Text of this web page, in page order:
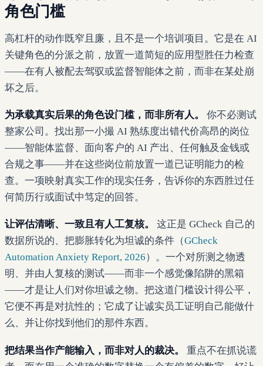
角色门槛
高杠杆的动作既窄且廉，且不是一个培训项目。它是在 AI
关键角色的分派之前，放置一道简短的应用型胜任力检查
——在有人被配去驾驭或监督智能体之前，而非在某处崩
坏之后。
为承载真实后果的角色设门槛，而非所有人。
你不必测试
整家公司。找出那一小撮 AI 熟练度出错代价高昂的岗位
——智能体监督、面向客户的 AI 产出、任何触及金钱或
合规之事——并在这些岗位前放置一道已证明能力的检
查。一项映射真实工作的现实任务，告诉你的东西胜过任
何简历行或面试中笃定的回答。
让评估清晰、一致且有人工复核。
这正是 GCheck 自己的
数据所说的、把膨胀转化为坦诚的条件（GCheck
Automation Anxiety Report, 2026）。一个对所测之物透
明、并由人复核的测试——而非一个感觉像陷阱的黑箱
——才是让人们对你坦诚之物。把这道门槛设计得公平，
它便不再是对抗性的；它成了让诚实员工证明自己能做什
么、并让你找到他们的那件东西。
把结果当作产能输入，而非对人的裁决。
重点不在抓说谎